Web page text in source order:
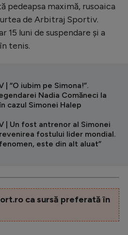
pedeapsa maximă, rusoaica
de Arbitraj Sportiv.
15 luni de suspendare și a
tenis.
| “O iubim pe Simona!”.
Nadia Comăneci la
cazul Simonei Halep
| Un fost antrenor al Simonei
fostului lider mondial.
este din alt aluat”
ca sursă preferată în